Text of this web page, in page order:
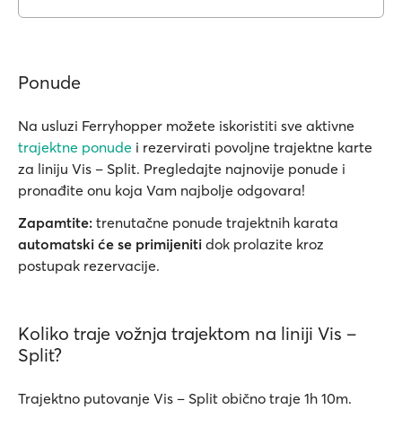
Ponude
Na usluzi Ferryhopper možete iskoristiti sve aktivne
trajektne ponude i rezervirati povoljne trajektne karte
za liniju Vis – Split. Pregledajte najnovije ponude i
pronađite onu koja Vam najbolje odgovara!
Zapamtite: trenutačne ponude trajektnih karata
automatski će se primijeniti dok prolazite kroz
postupak rezervacije.
Koliko traje vožnja trajektom na liniji Vis –
Split?
Trajektno putovanje Vis – Split obično traje 1h 10m.